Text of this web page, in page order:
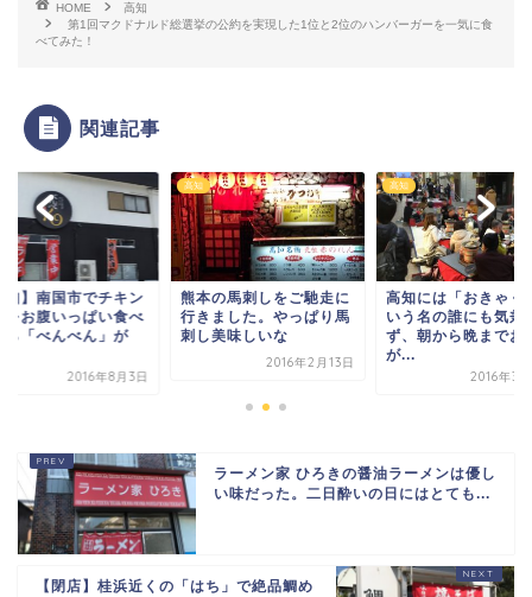
HOME
高知
第1回マクドナルド総選挙の公約を実現した1位と2位のハンバーガーを一気に食
べてみた！
関連記事
の馬刺しをご馳走に
ました。やっぱり馬
美味しいな
高知
高知には「おきゃく」と
いう名の誰にも気兼ねせ
ず、朝から晩までお酒
高知
【高知】南国市でチ
南蛮をお腹いっぱい
るなら「べんべん」
オ...
2016年8
ラーメン家 ひろきの醤油ラーメンは優し
い味だった。二日酔いの日にはとても...
【閉店】桂浜近くの「はち」で絶品鯛め